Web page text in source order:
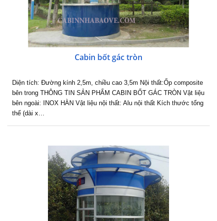
Cabin bốt gác tròn
Diện tích: Đường kính 2,5m, chiều cao 3,5m Nội thất:Ốp composite
bên trong THÔNG TIN SẢN PHẨM CABIN BỐT GÁC TRÒN Vật liệu
bên ngoài: INOX HÀN Vật liệu nội thất: Alu nội thất Kích thước tổng
thể (dài x…